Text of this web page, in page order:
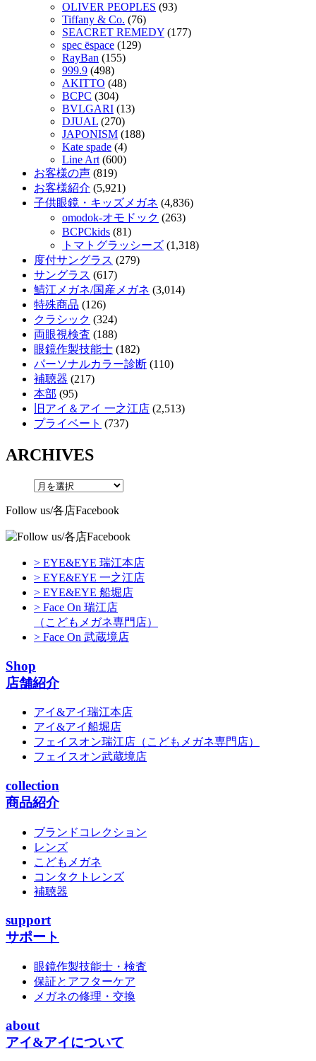
OLIVER PEOPLES (93)
Tiffany & Co. (76)
SEACRET REMEDY (177)
spec ēspace (129)
RayBan (155)
999.9 (498)
AKITTO (48)
BCPC (304)
BVLGARI (13)
DJUAL (270)
JAPONISM (188)
Kate spade (4)
Line Art (600)
お客様の声 (819)
お客様紹介 (5,921)
子供眼鏡・キッズメガネ (4,836)
omodok-オモドック (263)
BCPCkids (81)
トマトグラッシーズ (1,318)
度付サングラス (279)
サングラス (617)
鯖江メガネ/国産メガネ (3,014)
特殊商品 (126)
クラシック (324)
両眼視検査 (188)
眼鏡作製技能士 (182)
パーソナルカラー診断 (110)
補聴器 (217)
本部 (95)
旧アイ＆アイ 一之江店 (2,513)
プライベート (737)
ARCHIVES
Follow us/各店Facebook
> EYE&EYE 瑞江本店
> EYE&EYE 一之江店
> EYE&EYE 船堀店
> Face On 瑞江店
（こどもメガネ専門店）
> Face On 武蔵境店
Shop
店舗紹介
アイ&アイ瑞江本店
アイ&アイ船堀店
フェイスオン瑞江店 （こどもメガネ専門店）
フェイスオン武蔵境店
collection
商品紹介
ブランドコレクション
レンズ
こどもメガネ
コンタクトレンズ
補聴器
support
サポート
眼鏡作製技能士・検査
保証とアフターケア
メガネの修理・交換
about
アイ&アイについて